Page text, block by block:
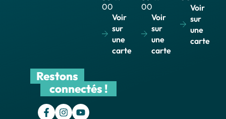
00
Voir
sur
une
carte
00
Voir
sur
une
carte
Voir
sur
une
carte
Restons
connectés !